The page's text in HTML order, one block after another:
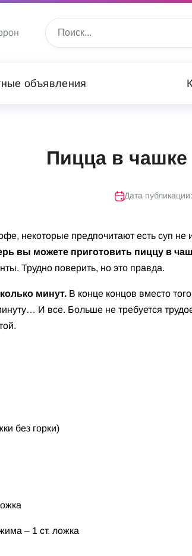
объявления
Пицца в чашке
Дата публикации:
некоторые предпочитают есть суп не
вы можете приготовить пиццу в
Трудно поверить, но это правда.
минут. В конце концов вместо
И все. Больше не требуется
без горки)
– 1 ст. ложка